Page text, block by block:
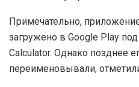
Примечательно,
загружено в Google Play
Calculator. Однако позднее
переименовывали,